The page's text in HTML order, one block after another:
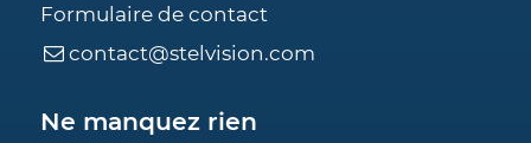
Formulaire de contact
contact@stelvision.com
Ne manquez rien